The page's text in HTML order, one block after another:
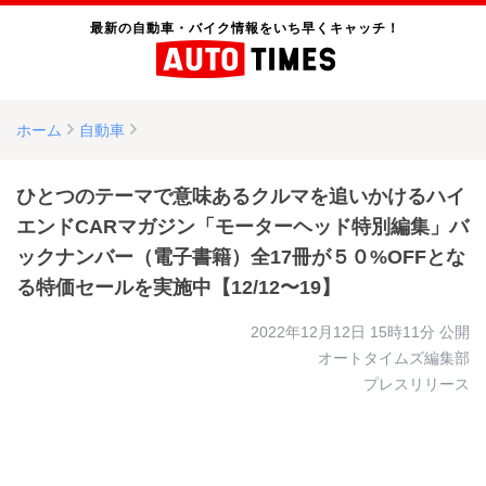
最新の自動車・バイク情報をいち早くキャッチ！
ホーム 自動車
ひとつのテーマで意味あるクルマを追いかけるハイ
エンドCARマガジン「モーターヘッド特別編集」バ
ックナンバー（電子書籍）全17冊が５０%OFFとな
る特価セールを実施中【12/12〜19】
2022年12月12日 15時11分 公開
オートタイムズ編集部
プレスリリース